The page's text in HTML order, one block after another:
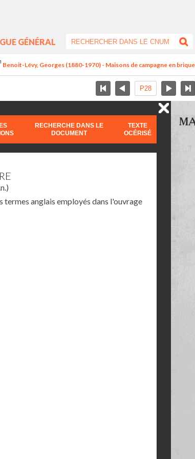
GÉNÉRAL
Benoit-Lévy, Georges (1880-1970) - Maisons de campagne en
RECHERCHE DANS LE
DOCUMENT
TEXTE
OCÉRISÉ
termes anglais employés dans l'ouvrage